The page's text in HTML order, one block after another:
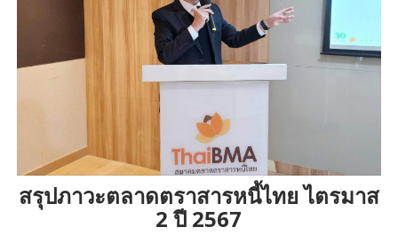
สรุปภาวะตลาดตราสารหนี้ไทย ไตรมาส
2 ปี 2567